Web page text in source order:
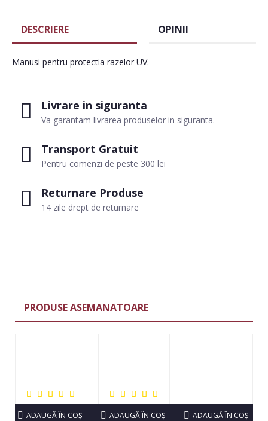
Livrare in siguranta
Va garantam livrarea produselor in siguranta.
Transport Gratuit
Pentru comenzi de peste 300 lei
Returnare Produse
14 zile drept de returnare
DESCRIERE OPINII
Manusi pentru protectia razelor UV.
PRODUSE ASEMANATOARE
ADAUGĂ ÎN COŞ ADAUGĂ ÎN COŞ ADAUGĂ ÎN COŞ